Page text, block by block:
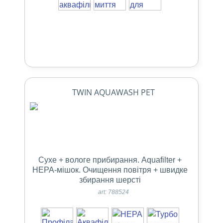
TWIN AQUAWASH PET
Сухе + вологе прибирання. Aquafilter +
НЕРА-мішок. Очищення повітря + швидке
збирання шерсті
art: 788524